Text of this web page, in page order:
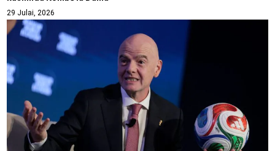
29 Julai, 2026